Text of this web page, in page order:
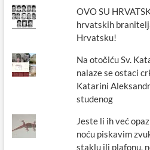
OVO SU
hrvatskih
Hrvatsku!
Na otočiću Sv.
nalaze se ostaci
Katarini
studenog
Jeste li ih već
noću piskavim
staklu ili plafonu,